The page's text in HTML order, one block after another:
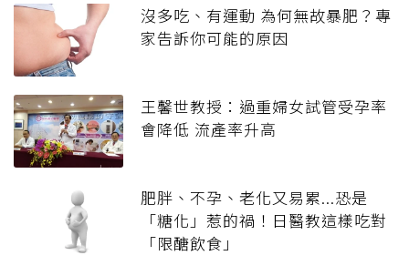
沒多吃、有運動 為何無故暴肥？專
家告訴你可能的原因
王馨世教授：過重婦女試管受孕率
會降低 流產率升高
肥胖、不孕、老化又易累...恐是
「糖化」惹的禍！日醫教這樣吃對
「限醣飲食」